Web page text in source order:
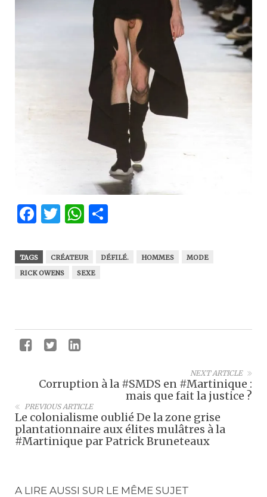
Facebook
Twitter
WhatsApp
TAGS CRÉATEUR DÉFILÉ. HOMMES
MODE
RICK OWENS
SEXE
NEXT ARTICLE
Corruption à la #SMDS en #Martinique :
mais que fait la justice ?
PREVIOUS ARTICLE
Le colonialisme oublié De la zone grise
plantationnaire aux élites mulâtres à la
#Martinique par Patrick Bruneteaux
A LIRE AUSSI SUR LE MÊME SUJET